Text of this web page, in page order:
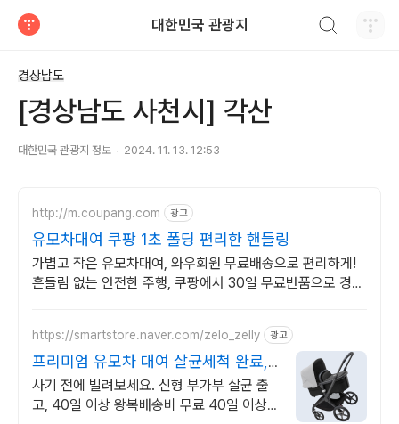
대한민국 관광지
경상남도
[경상남도 사천시] 각산
대한민국 관광지 정보 2024. 11. 13. 12:53
http://m.coupang.com 광고
유모차대여 쿠팡 1초 폴딩 편리한 핸들링
가볍고 작은 유모차대여, 와우회원 무료배송으로 편리하게!
흔들림 없는 안전한 주행, 쿠팡에서 30일 무료반품으로 경험
https://smartstore.naver.com/zelo_zelly 광고
프리미엄 유모차 대여 살균세척 완료,
당일 출고
사기 전에 빌려보세요. 신형 부가부 살균 출
고, 40일 이상 왕복배송비 무료 40일 이상